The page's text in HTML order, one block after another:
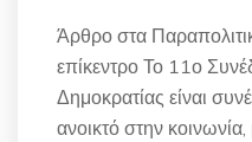
Άρθρο στα
επίκεντρο Το 11ο
Δημοκρατίας είναι
ανοικτό στην κοινωνία,